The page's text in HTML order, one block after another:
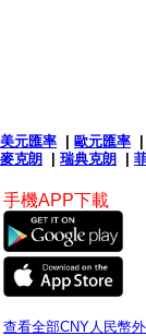
美元匯率 歐元匯率
麥克朗
瑞典克朗
手機APP下載
查看全部CNY人民幣